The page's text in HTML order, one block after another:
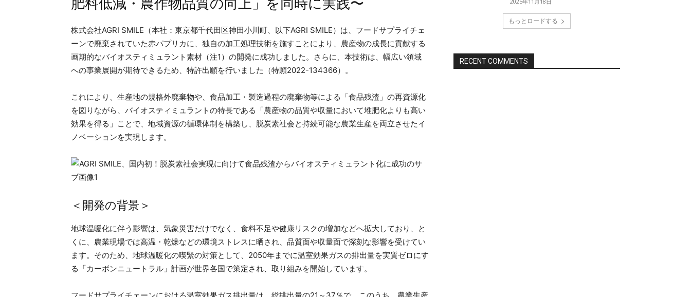
肥料低減・農作物品質の向上」を同時に実践〜
株式会社AGRI SMILE（本社：東京都千代田区神田小川町、以下AGRI SMILE）は、フードサプライチェ
ーンで廃棄されていた赤パプリカに、独自の加工処理技術を施すことにより、農産物の成長に貢献する
画期的なバイオスティミュラント素材（注1）の開発に成功しました。さらに、本技術は、幅広い領域
への事業展開が期待できるため、特許出願を行いました（特願2022-134366）。
これにより、生産地の規格外廃棄物や、食品加工・製造過程の廃棄物等による「食品残渣」の再資源化
を図りながら、バイオスティミュラントの特長である「農産物の品質や収量において堆肥化よりも高い
効果を得る」ことで、地域資源の循環体制を構築し、脱炭素社会と持続可能な農業生産を両立させたイ
ノベーションを実現します。
＜開発の背景＞
地球温暖化に伴う影響は、気象災害だけでなく、食料不足や健康リスクの増加などへ拡大しており、と
くに、農業現場では高温・乾燥などの環境ストレスに晒され、品質面や収量面で深刻な影響を受けてい
ます。そのため、地球温暖化の喫緊の対策として、2050年までに温室効果ガスの排出量を実質ゼロにす
る「カーボンニュートラル」計画が世界各国で策定され、取り組みを開始しています。
もっとロードする
RECENT COMMENTS